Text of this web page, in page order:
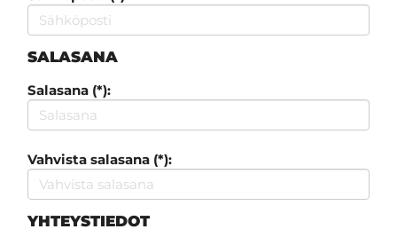
SALASANA
Salasana (*):
Vahvista salasana (*):
YHTEYSTIEDOT